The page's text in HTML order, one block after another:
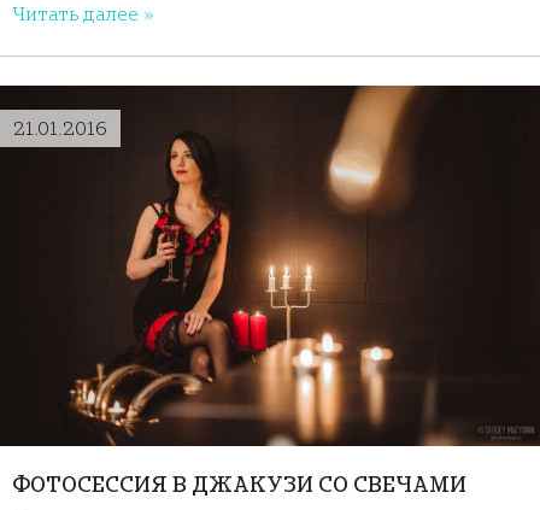
Читать далее »
21.01.2016
ФОТОСЕССИЯ В ДЖАКУЗИ СО СВЕЧАМИ